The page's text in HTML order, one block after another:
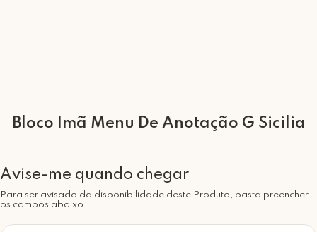
Bloco Imã Menu De Anotação G Sicilia
Para ser avisado da disponibilidade deste Produto, basta preencher
os campos abaixo.